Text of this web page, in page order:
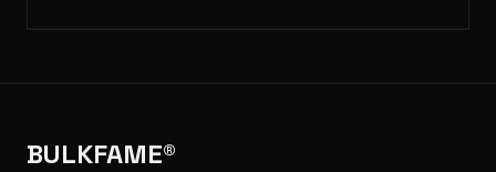
BULKFAME®